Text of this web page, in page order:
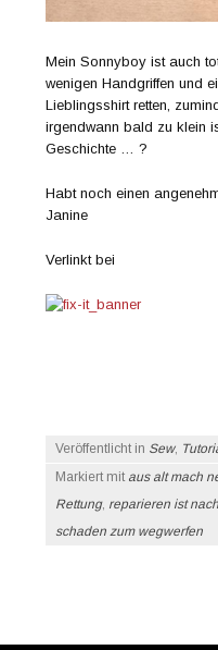
Mein Sonnyboy ist auch
wenigen Handgriffen und
Lieblingsshirt retten,
irgendwann bald zu klein
Geschichte … ?
Habt noch einen
Janine
Verlinkt bei
Veröffentlicht in Sew,
Markiert mit aus alt mach
Rettung, reparieren ist
schaden zum wegwerfen